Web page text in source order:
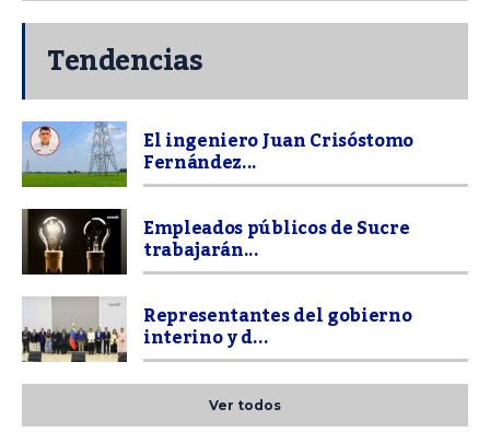
Tendencias
El ingeniero Juan Crisóstomo
Fernández...
Empleados públicos de Sucre
trabajarán...
Representantes del gobierno
interino y d...
Ver todos